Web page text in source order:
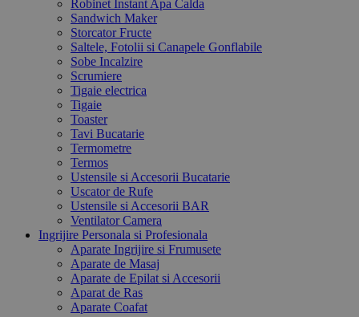
Robinet Instant Apa Calda
Sandwich Maker
Storcator Fructe
Saltele, Fotolii si Canapele Gonflabile
Sobe Incalzire
Scrumiere
Tigaie electrica
Tigaie
Toaster
Tavi Bucatarie
Termometre
Termos
Ustensile si Accesorii Bucatarie
Uscator de Rufe
Ustensile si Accesorii BAR
Ventilator Camera
Ingrijire Personala si Profesionala
Aparate Ingrijire si Frumusete
Aparate de Masaj
Aparate de Epilat si Accesorii
Aparat de Ras
Aparate Coafat